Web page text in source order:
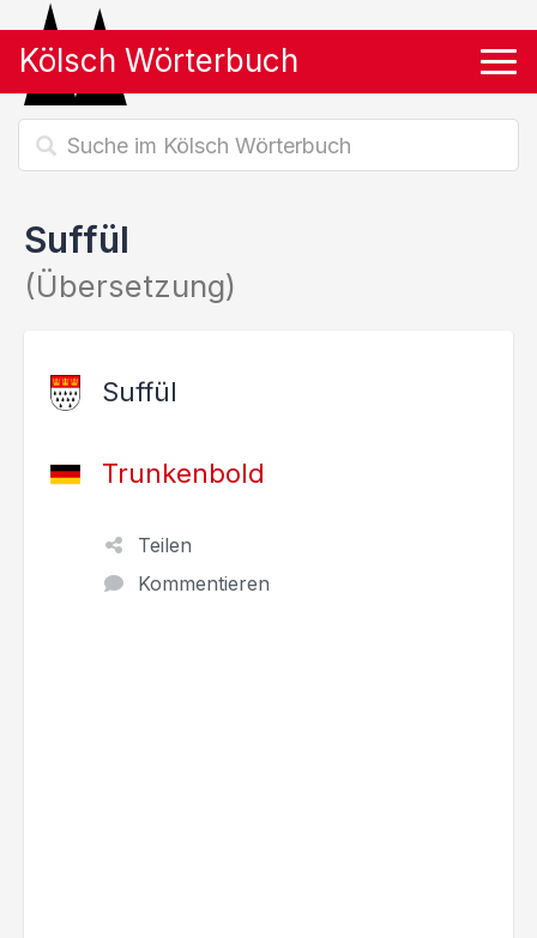
Kölsch Wörterbuch
Suffül
(Übersetzung)
Suffül
Trunkenbold
Teilen
Kommentieren